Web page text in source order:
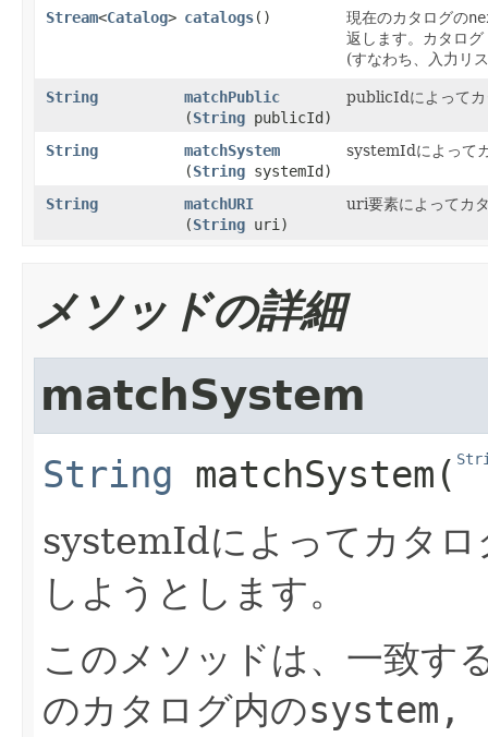
Stream<Catalog> catalogs() 現在のカタログの
返します。カタロ
(すなわち、入力リ
String matchPublic
(String publicId)
publicIdによってカ
String matchSystem
(String systemId)
systemIdによって
String matchURI
(String uri)
uri要素によってカ
メソッドの詳細
matchSystem
String matchSystem ​(
systemIdによってカタロ
しようとします。
このメソッドは、一致す
のカタログ内のsystem,